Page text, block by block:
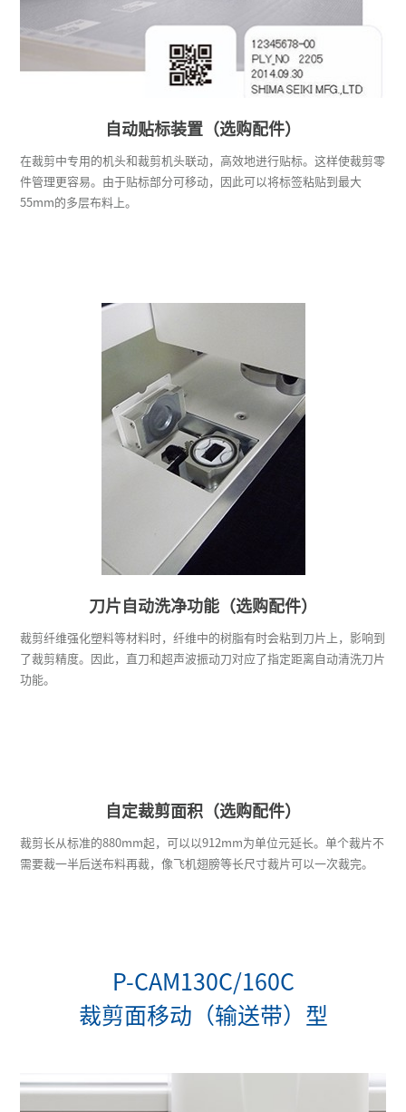
密封膜压杆（选购配件）
拣料投影仪（选购配件）
钻孔强化型（选购配件）
P-CAM通用功能
防止2次裁剪功能・自动调整速度功能
投影仪（选购配件）
触摸式控制面板
P-EDITOR（选购配件）
停止装置
画笔（选购配件）
其他功能
自动贴标装置（选购配件）
在裁剪中专用的机头和裁剪机头联动，高效地进行贴标。这样使裁剪零
件管理更容易。由于贴标部分可移动，因此可以将标签粘贴到最大
55mm的多层布料上。
刀片自动洗净功能（选购配件）
裁剪纤维强化塑料等材料时，纤维中的树脂有时会粘到刀片上，影响到
了裁剪精度。因此，直刀和超声波振动刀对应了指定距离自动清洗刀片
功能。
自定裁剪面积（选购配件）
裁剪长从标准的880mm起，可以以912mm为单位元延长。单个裁片不
需要裁一半后送布料再裁，像飞机翅膀等长尺寸裁片可以一次裁完。
P-CAM130C/160C
裁剪面移动（输送带）型